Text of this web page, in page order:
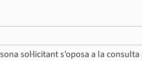
sol·licitant s'oposa a la